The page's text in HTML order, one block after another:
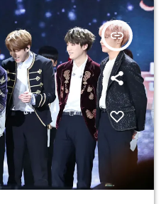
insert_link